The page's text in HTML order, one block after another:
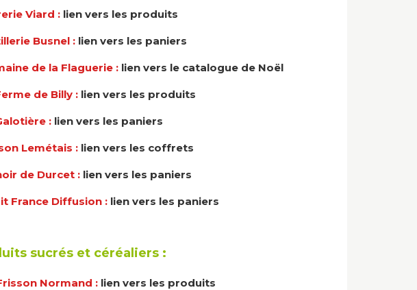
Viard : lien vers les produits
Busnel : lien vers les paniers
de la Flaguerie : lien vers le catalogue de Noël
de Billy : lien vers les produits
: lien vers les paniers
Lemétais : lien vers les coffrets
de Durcet : lien vers les paniers
France Diffusion : lien vers les paniers
sucrés et céréaliers :
Normand : lien vers les produits